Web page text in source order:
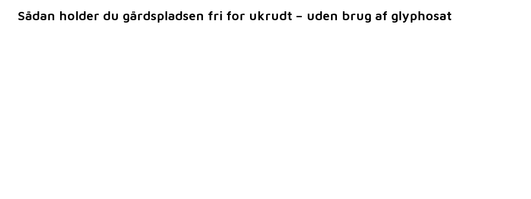
Sådan holder du gårdspladsen fri for ukrudt – uden brug af glyphosat